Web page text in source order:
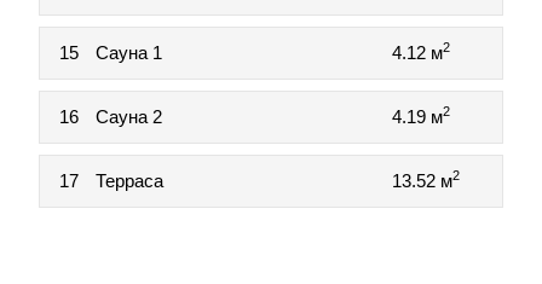
15 Сауна 1 4.12 м2
16 Сауна 2 4.19 м2
17 Терраса 13.52 м2